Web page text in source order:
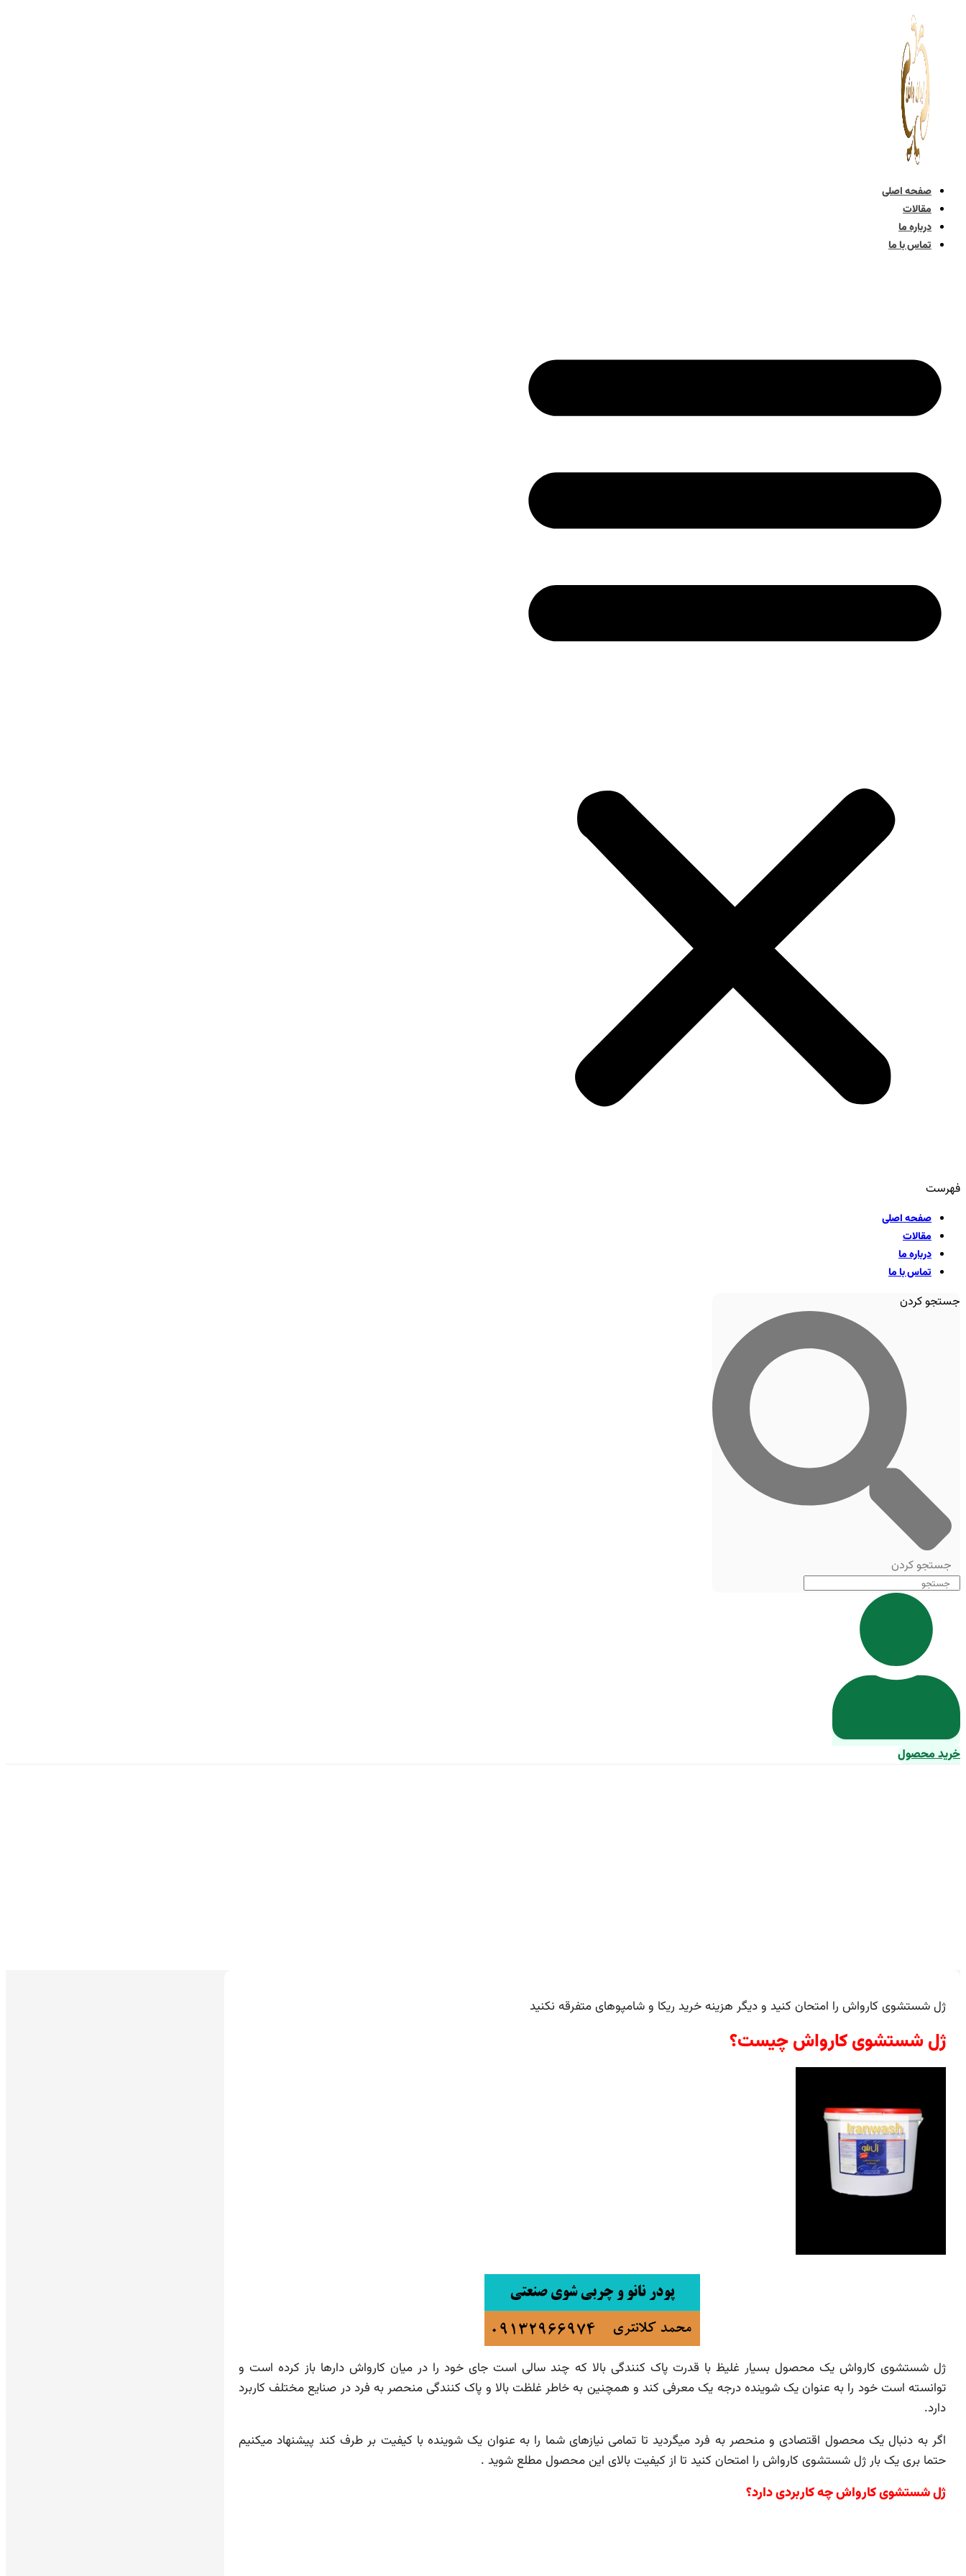
پرش
محتوا
صفحه اصلی
مقالات
درباره ما
تماس با ما
فهرست
صفحه اصلی
مقالات
درباره ما
تماس با ما
جستجو کردن
جستجو کردن
خرید محصول
ژل شستشوی کارواش را امتحان کنید و دیگر هزینه خرید ریکا و شامپوهای متفرقه نکنید
ژل شستشوی کارواش چیست؟
ژل شستشوی کارواش یک محصول بسیار غلیظ با قدرت پاک کنندگی بالا که چند سالی است جای خود را در میان کارواش دارها باز کرده است و
توانسته است خود را به عنوان یک شوینده درجه یک معرفی کند و همچنین به خاطر غلظت بالا و پاک کنندگی منحصر به فرد در صنایع مختلف کاربرد
دارد.
اگر به دنبال یک محصول اقتصادی و منحصر به فرد میگردید تا تمامی نیازهای شما را به عنوان یک شوینده با کیفیت بر طرف کند پیشنهاد میکنیم
حتما بری یک بار ژل شستشوی کارواش را امتحان کنید تا از کیفیت بالای این محصول مطلع شوید .
ژل شستشوی کارواش چه کاربردی دارد؟